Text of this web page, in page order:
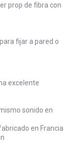
prop de fibra con
fijar a pared o
excelente
sonido en
en Francia